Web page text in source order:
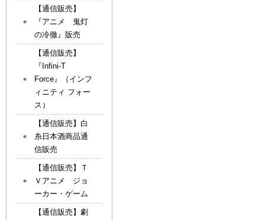
【通信販売】
『アニメ 鬼灯
の冷徹』販売
【通信販売】
『Infini-T
Force』（インフ
ィニティ フォー
ス）
【通信販売】白
糸日本酒商品通
信販売
【通信販売】Ｔ
Ｖアニメ ジョ
ーカー・ゲーム
【通信販売】劇